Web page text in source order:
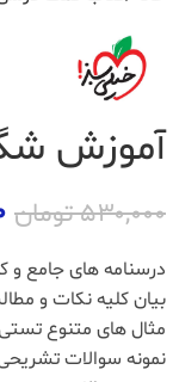
آموزش
۵۳۰,۰۰۰تومان
درسنامه های جامع و
بیان کلیه نکات و
مثال های متنوع
نمونه سوالات